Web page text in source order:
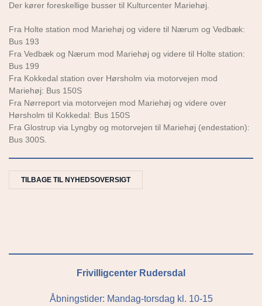
Der kører foreskellige busser til Kulturcenter Mariehøj.
Fra Holte station mod Mariehøj og videre til Nærum og Vedbæk:
Bus 193
Fra Vedbæk og Nærum mod Mariehøj og videre til Holte station:
Bus 199
Fra Kokkedal station over Hørsholm via motorvejen mod
Mariehøj: Bus 150S
Fra Nørreport via motorvejen mod Mariehøj og videre over
Hørsholm til Kokkedal: Bus 150S
Fra Glostrup via Lyngby og motorvejen til Mariehøj (endestation):
Bus 300S.
TILBAGE TIL NYHEDSOVERSIGT
Frivilligcenter Rudersdal
Åbningstider: Mandag-torsdag kl. 10-15